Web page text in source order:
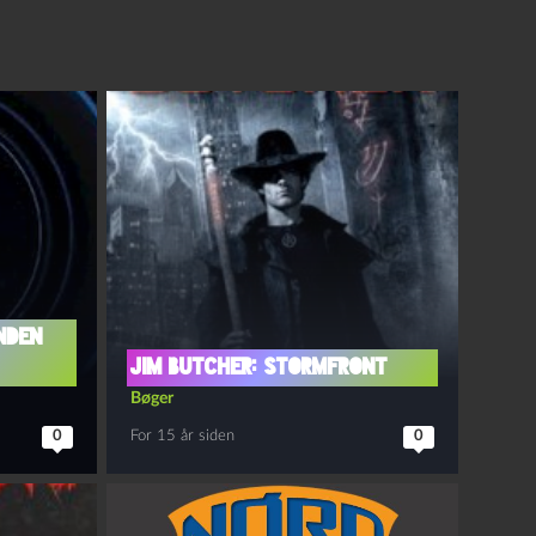
0
Jim Butcher: Stormfront
Bøger
For 15 år siden 0